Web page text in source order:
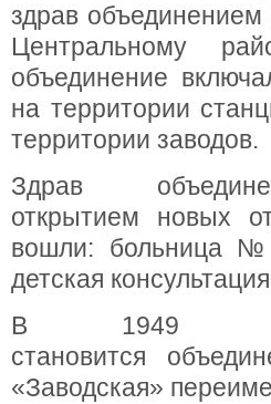
здрав
Центральному
объединение
на территории
территории заводов.
Здрав
открытием новых
вошли: больница
детская
В 1949
становится
«Заводская»